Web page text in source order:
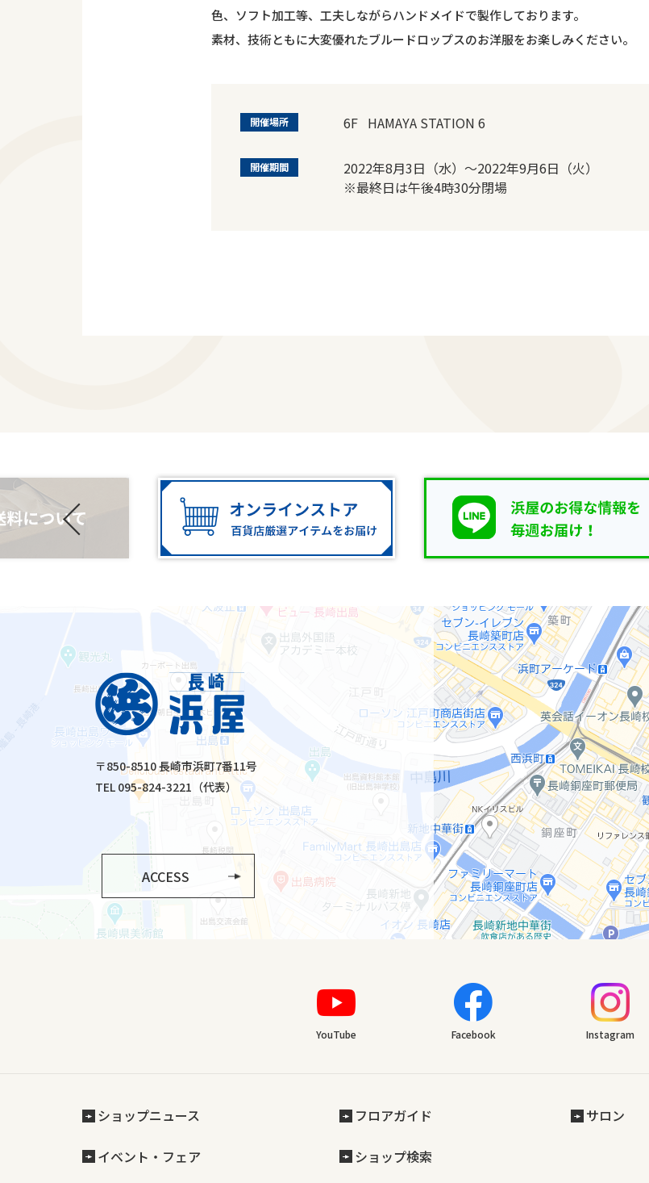
色、ソフト加工等、工夫しながらハンドメイドで製作しております。
素材、技術ともに大変優れたブルードロップスのお洋服をお楽しみください。
開催場所 6F HAMAYA STATION 6
開催期間
2022年8月3日（水）～2022年9月6日（火）
※最終日は午後4時30分閉場
〒850-8510 長崎市浜町7番11号
TEL 095-824-3221（代表）
ACCESS
YouTube Facebook Instagram
ショップニュース
イベント・フェア
フロアガイド
ショップ検索
サロン